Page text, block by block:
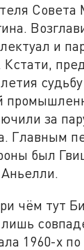
Совета
и
Кстати,
за
Главным
был
чём тут
1960-х по